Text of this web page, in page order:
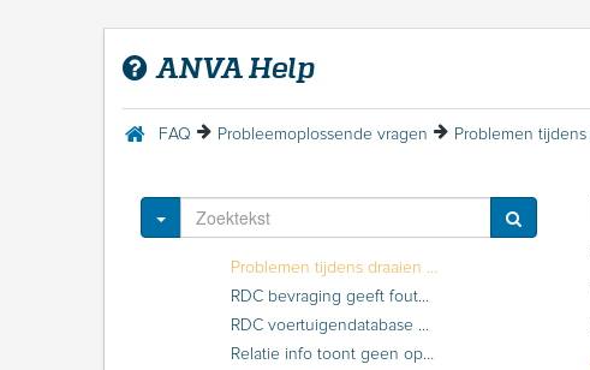
ANVA Help
FAQ Probleemoplossende vragen
Toggle Dropdown
Polisvolgblad wordt niet geprint
RDC bevraging geeft foutmelding RDC VTS koppeling - statuscode fout
RDC voertuigendatabase mogelijke foutmeldingen
Relatie info toont geen opbrengst